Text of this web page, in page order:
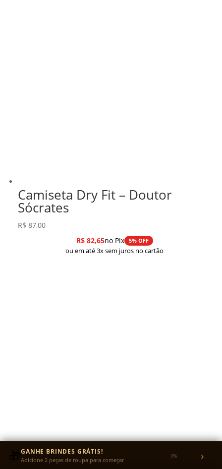
Camiseta Dry Fit – Doutor
Sócrates
R$ 87,00
R$82,65no Pix 5% OFF
ou em até 3x sem juros no cartão
🎁GANHE BRINDES GRÁTIS!
Adicione 2 peças de roupa para começar 0% ›